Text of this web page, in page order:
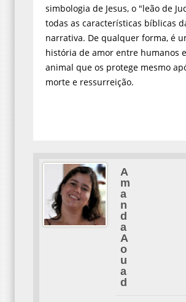
simbologia de Jesus, o "leão de
todas as características bíblicas
narrativa. De qualquer forma, é
história de amor entre humanos
animal que os protege mesmo
morte e ressurreição.
A
m
a
n
d
a
A
o
u
a
d